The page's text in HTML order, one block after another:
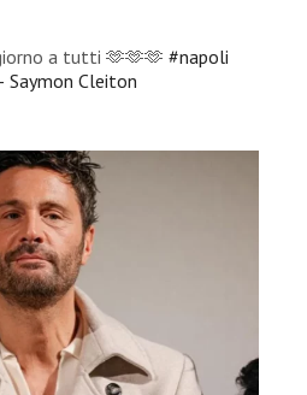
a tutti 🫶🫶🫶#napoli
Cleiton